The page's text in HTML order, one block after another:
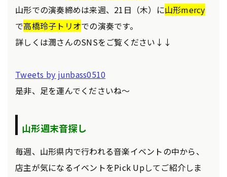
山形での演奏締めは来週、21日（木）に山形mercy
で高橋玲子トリオでの演奏です。
詳しくは潤さんのSNSをご覧ください↓↓
Tweets by junbass0510
是非、足を運んでくださいね～
山形週末音探し
毎週、山形県内で行われる音楽イベントの中から、
店主が気になるイベントをPick Upしてご紹介しま